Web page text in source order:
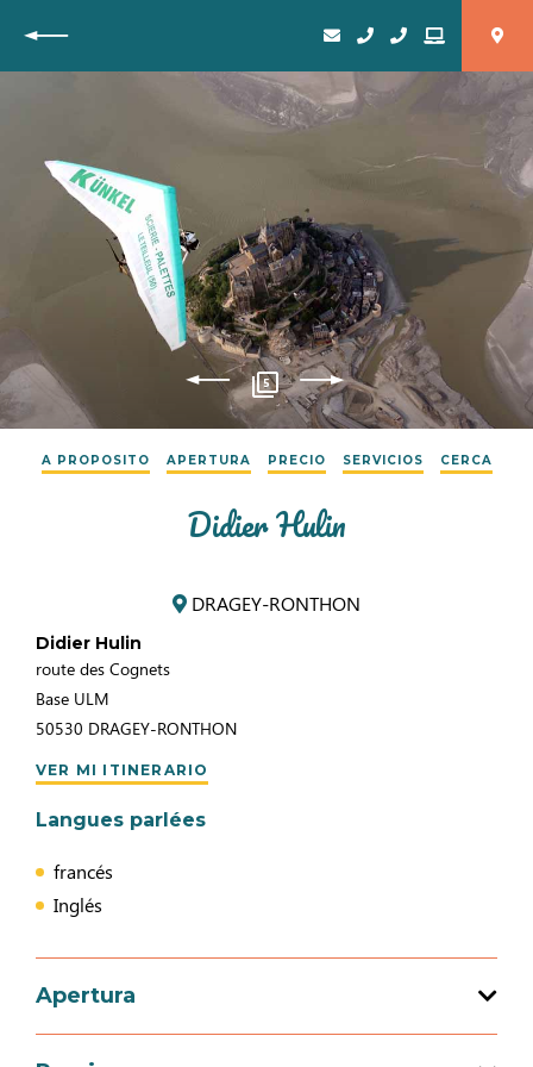
Vuelta
5
A PROPOSITO APERTURA PRECIO SERVICIOS CERCA
Didier Hulin
DRAGEY-RONTHON
Didier Hulin
route des Cognets
Base ULM
50530 DRAGEY-RONTHON
VER MI ITINERARIO
Langues parlées
francés
Inglés
Apertura